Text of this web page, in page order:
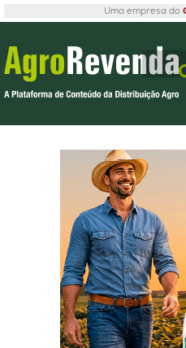
Uma empresa do